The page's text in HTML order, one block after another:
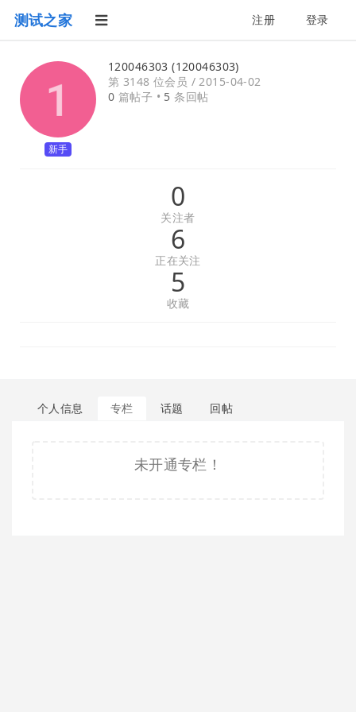
测试之家 注册 登录
新手
120046303 (120046303)
第 3148 位会员 /2015-04-02
0 篇帖子 • 5 条回帖
0
关注者
6
正在关注
5
收藏
个人信息 专栏 话题 回帖
未开通专栏！